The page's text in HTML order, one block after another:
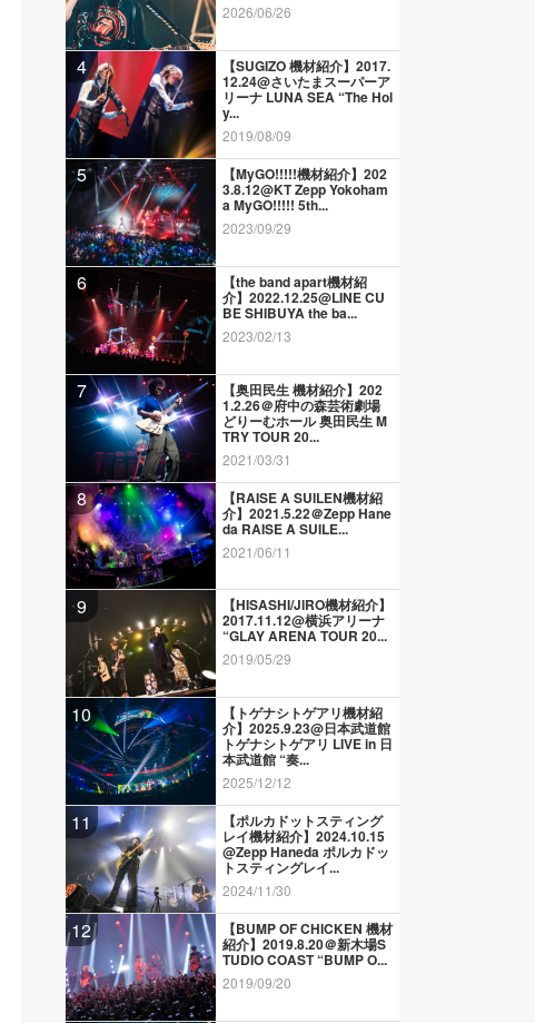
2026/06/26
4 【SUGIZO 機材紹介】2017.
12.24@さいたまスーパーア
リーナ LUNA SEA “The Hol
y...
2019/08/09
5 【MyGO!!!!!機材紹介】202
3.8.12@KT Zepp Yokoham
a MyGO!!!!! 5th...
2023/09/29
6 【the band apart機材紹
介】2022.12.25@LINE CU
BE SHIBUYA the ba...
2023/02/13
7 【奥田民生 機材紹介】202
1.2.26＠府中の森芸術劇場
どりーむホール 奥田民生 M
TRY TOUR 20...
2021/03/31
8 【RAISE A SUILEN機材紹
介】2021.5.22＠Zepp Hane
da RAISE A SUILE...
2021/06/11
9 【HISASHI/JIRO機材紹介】
2017.11.12@横浜アリーナ
“GLAY ARENA TOUR 20...
2019/05/29
10 【トゲナシトゲアリ機材紹
介】2025.9.23@日本武道館
トゲナシトゲアリ LIVE in 日
本武道館 “奏...
2025/12/12
11 【ポルカドットスティング
レイ機材紹介】2024.10.15
@Zepp Haneda ポルカドッ
トスティングレイ...
2024/11/30
12 【BUMP OF CHICKEN 機材
紹介】2019.8.20＠新木場S
TUDIO COAST “BUMP O...
2019/09/20